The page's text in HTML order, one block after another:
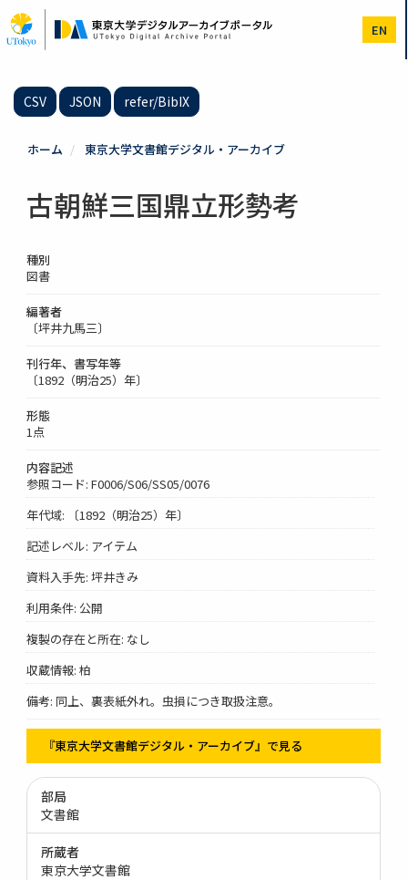
イ
ン
EN
CSV JSON refer/BibIX
ホーム 東京大学文書館デジタル・アーカイブ
古朝鮮三国鼎立形勢考
種別
図書
編著者
〔坪井九馬三〕
刊行年、書写年等
〔1892（明治25）年〕
形態
1点
内容記述
参照コード: F0006/S06/SS05/0076
年代域: 〔1892（明治25）年〕
記述レベル: アイテム
資料入手先: 坪井きみ
利用条件: 公開
複製の存在と所在: なし
収蔵情報: 柏
備考: 同上、裏表紙外れ。虫損につき取扱注意。
『東京大学文書館デジタル・アーカイブ』で見る
部局
文書館
所蔵者
東京大学文書館